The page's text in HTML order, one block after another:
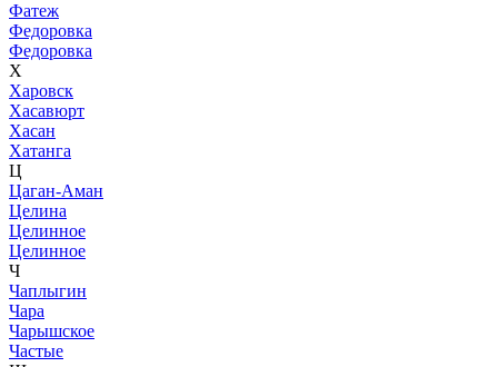
Фатеж
Федоровка
Федоровка
Х
Харовск
Хасавюрт
Хасан
Хатанга
Ц
Цаган-Аман
Целина
Целинное
Целинное
Ч
Чаплыгин
Чара
Чарышское
Частые